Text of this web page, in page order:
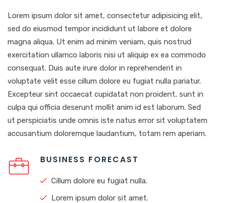
Lorem ipsum dolor sit amet, consectetur adipisicing elit,
sed do eiusmod tempor incididunt ut labore et dolore
magna aliqua. Ut enim ad minim veniam, quis nostrud
exercitation ullamco laboris nisi ut aliquip ex ea commodo
consequat. Duis aute irure dolor in reprehenderit in
voluptate velit esse cillum dolore eu fugiat nulla pariatur.
Excepteur sint occaecat cupidatat non proident, sunt in
culpa qui officia deserunt mollit anim id est laborum. Sed
ut perspiciatis unde omnis iste natus error sit voluptatem
accusantium doloremque laudantium, totam rem aperiam.
BUSINESS FORECAST
Cillum dolore eu fugiat nulla.
Lorem ipsum dolor sit amet.